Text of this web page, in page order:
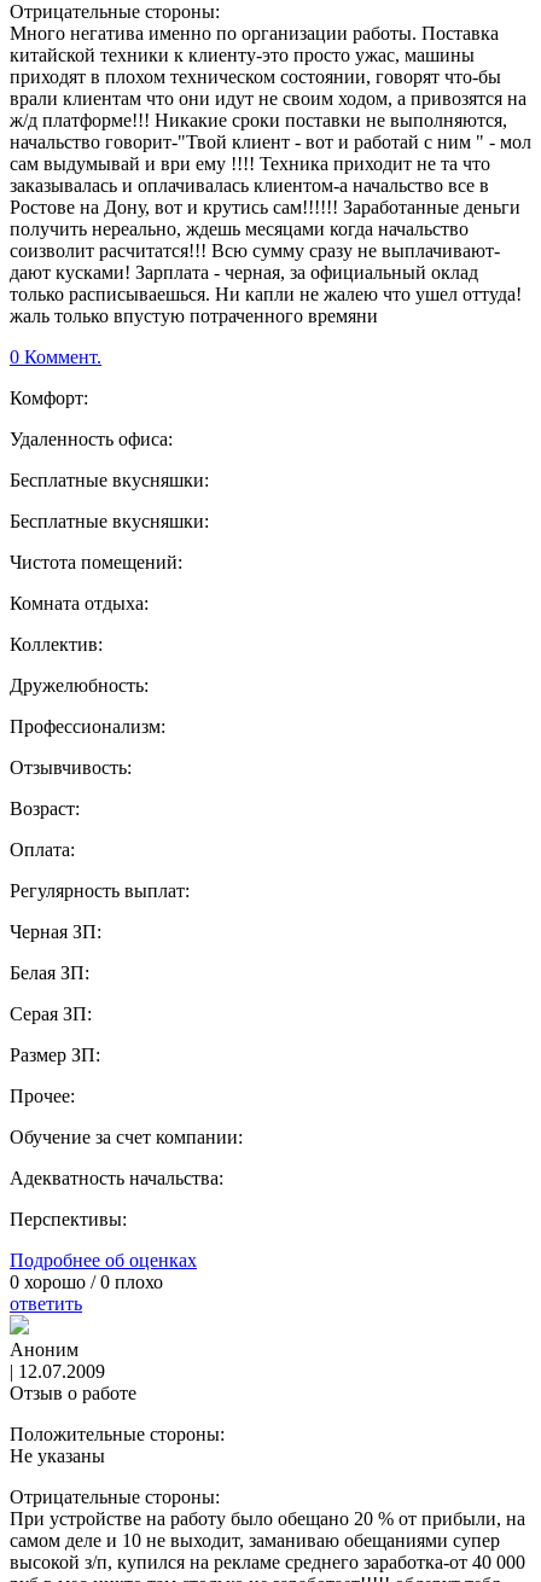
Отрицательные стороны:
Много негатива именно по организации работы. Поставка
китайской техники к клиенту-это просто ужас, машины
приходят в плохом техническом состоянии, говорят что-бы
врали клиентам что они идут не своим ходом, а привозятся на
ж/д платформе!!! Никакие сроки поставки не выполняются,
начальство говорит-"Твой клиент - вот и работай с ним " - мол
сам выдумывай и ври ему !!!! Техника приходит не та что
заказывалась и оплачивалась клиентом-а начальство все в
Ростове на Дону, вот и крутись сам!!!!!! Заработанные деньги
получить нереально, ждешь месяцами когда начальство
соизволит расчитатся!!! Всю сумму сразу не выплачивают-
дают кусками! Зарплата - черная, за официальный оклад
только расписываешься. Ни капли не жалею что ушел оттуда!
жаль только впустую потраченного времяни
0 Коммент.
Комфорт:
Удаленность офиса:
Бесплатные вкусняшки:
Бесплатные вкусняшки:
Чистота помещений:
Комната отдыха:
Коллектив:
Дружелюбность:
Профессионализм:
Отзывчивость:
Возраст:
Оплата:
Регулярность выплат:
Черная ЗП:
Белая ЗП:
Серая ЗП:
Размер ЗП:
Прочее:
Обучение за счет компании:
Адекватность начальства:
Перспективы:
Подробнее об оценках
0 хорошо /0 плохо
ответить
Аноним
| 12.07.2009
Отзыв о работе
Положительные стороны:
Не указаны
Отрицательные стороны:
При устройстве на работу было обещано 20 % от прибыли, на
самом деле и 10 не выходит, заманиваю обещаниями супер
высокой з/п, купился на рекламе среднего заработка-от 40 000